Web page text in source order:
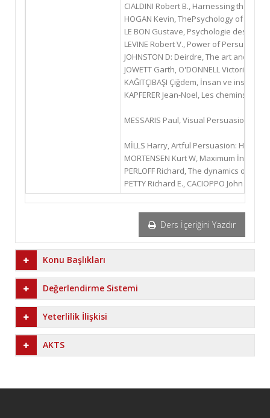
CIALDINI Robert B., Harnessing the
HOGAN Kevin, ThePsychology of
LE BON Gustave, Psychologie des
LEVINE Robert V., Power of
JOHNSTON D: Deirdre, The art and
JOWETT Garth, O'DONNELL Victoria,
KAĞITÇIBAŞI Çiğdem, İnsan ve
KAPFERER Jean-Noel, Les chemins
MESSARIS Paul, Visual Persuasion:
MİLLS Harry, Artful Persuasion: How to
MORTENSEN Kurt W, Maximum
PERLOFF Richard, The dynamics of
PETTY Richard E., CACIOPPO John
Ders İçeriğini Yazdır
Konu Başlıkları
Değerlendirme Sistemi
Yeterlilik İlişkisi
AKTS